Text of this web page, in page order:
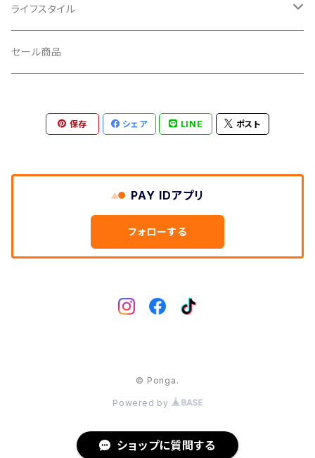
CLIK/クリック
CUSH CORE/クッシュコア
DEFEET/デフィート
DIXNA/ディズナ
DKG/ディーケージー
DYEDBRO/ダイブロ
輪行小物
バイクカバー
その他
ライフスタイル
キャップ
アクセサリー
セール商品
保存 シェア LINE ポスト
PAY IDアプリ
フォローする
© Ponga.
Powered by
ショップに質問する